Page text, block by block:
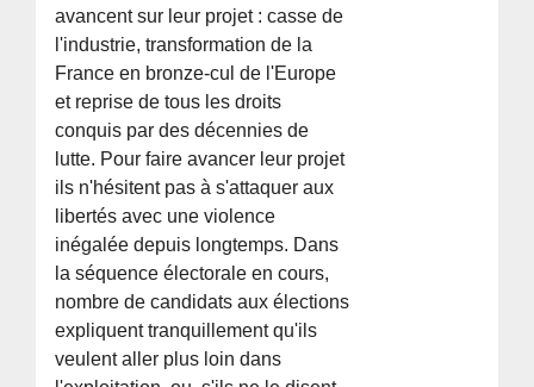
avancent sur leur projet : casse de
l'industrie, transformation de la
France en bronze-cul de l'Europe
et reprise de tous les droits
conquis par des décennies de
lutte. Pour faire avancer leur projet
ils n'hésitent pas à s'attaquer aux
libertés avec une violence
inégalée depuis longtemps. Dans
la séquence électorale en cours,
nombre de candidats aux élections
expliquent tranquillement qu'ils
veulent aller plus loin dans